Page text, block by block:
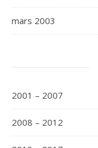
mars 2003
2001 – 2007
2008 – 2012